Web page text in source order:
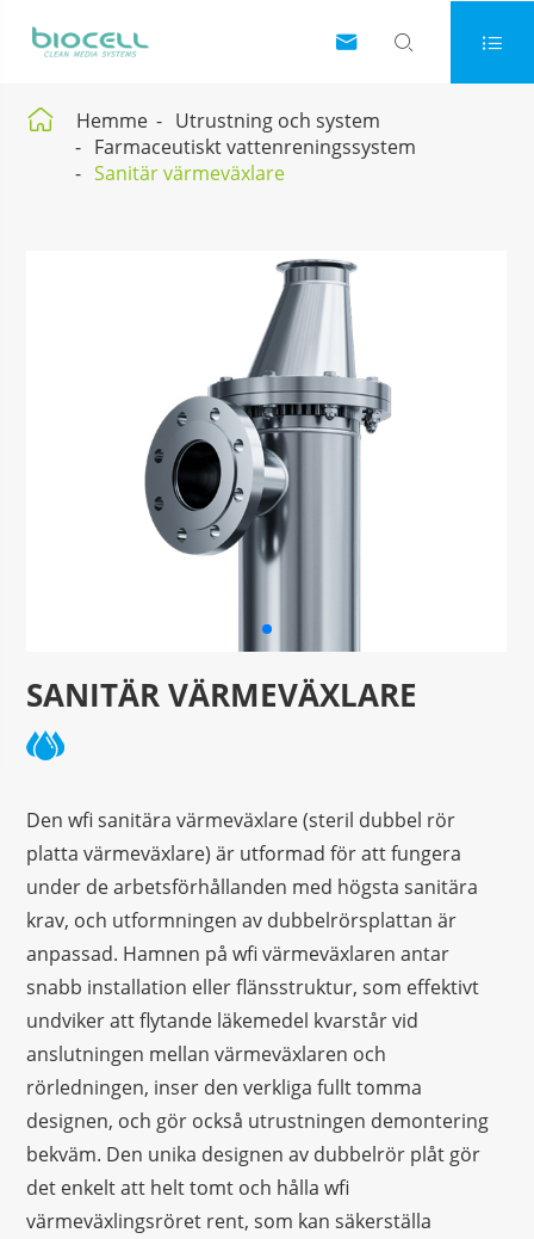
  
 Hemme
Utrustning och system
Farmaceutiskt vattenreningssystem
Sanitär värmeväxlare
SANITÄR VÄRMEVÄXLARE
Den wfi sanitära värmeväxlare (steril dubbel rör
platta värmeväxlare) är utformad för att fungera
under de arbetsförhållanden med högsta sanitära
krav, och utformningen av dubbelrörsplattan är
anpassad. Hamnen på wfi värmeväxlaren antar
snabb installation eller flänsstruktur, som effektivt
undviker att flytande läkemedel kvarstår vid
anslutningen mellan värmeväxlaren och
rörledningen, inser den verkliga fullt tomma
designen, och gör också utrustningen demontering
bekväm. Den unika designen av dubbelrör plåt gör
det enkelt att helt tomt och hålla wfi
värmeväxlingsröret rent, som kan säkerställa